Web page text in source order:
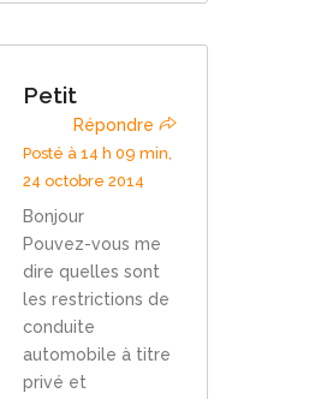
Petit
Répondre
Posté à 14 h 09 min,
24 octobre 2014
Bonjour
Pouvez-vous me
dire quelles sont
les restrictions de
conduite
automobile à titre
privé et